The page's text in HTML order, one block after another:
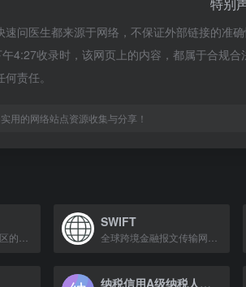
问医生都来源于网络，不保证外部链接的准
4:27收录时，该网页上的内容，都属于合规
责任。
用的网络站点资源收集与分享！
SWIFT
纳税信用A级纳税人名单公布栏